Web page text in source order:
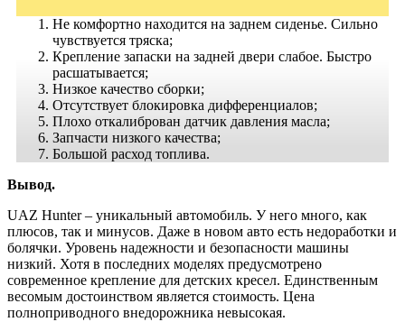
Не комфортно находится на заднем сиденье. Сильно
чувствуется тряска;
Крепление запаски на задней двери слабое. Быстро
расшатывается;
Низкое качество сборки;
Отсутствует блокировка дифференциалов;
Плохо откалиброван датчик давления масла;
Запчасти низкого качества;
Большой расход топлива.
Вывод.
UAZ Hunter – уникальный автомобиль. У него много, как
плюсов, так и минусов. Даже в новом авто есть недоработки и
болячки. Уровень надежности и безопасности машины
низкий. Хотя в последних моделях предусмотрено
современное крепление для детских кресел. Единственным
весомым достоинством является стоимость. Цена
полноприводного внедорожника невысокая.